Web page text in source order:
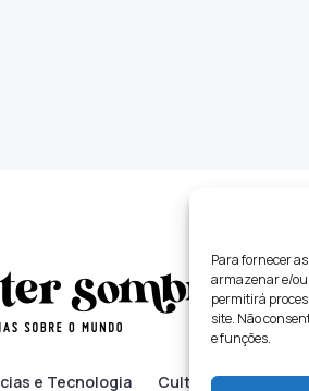
Para fornecer
armazenar e/ou
permitirá
site. Não
e funções.
e Tecnologia Cultura Lifestyle